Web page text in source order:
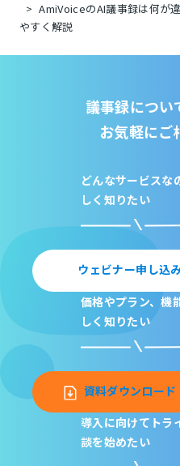
AmiVoiceのAI議事録は何が
やすく解説
議事録につい
お気軽にご
どんなサービスな
しく知りたい
ウェビナー申し込
価格やプラン、機
しく知りたい
資料ダウンロード
導入に向けてトラ
談を始めたい